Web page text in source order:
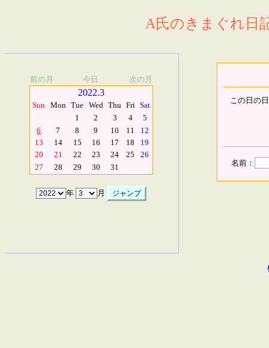
A氏のきまぐれ日
前の月 今日 次の月
2022.3
Sun Mon Tue Wed Thu Fri Sat
1
2 3 4
5
6
7 8 9 10 11
12
13
14 15 16 17 18
19
20
21 22 23 24 25
26
27
28 29 30 31
年 月
この日の
名前：